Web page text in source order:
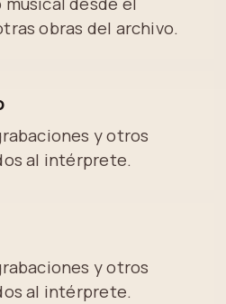
obras del archivo.
y otros
al intérprete.
y otros
al intérprete.